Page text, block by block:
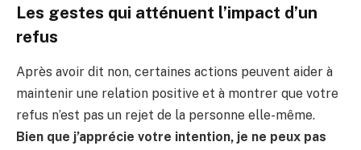
Les gestes qui atténuent l’impact d’un
refus
Après avoir dit non, certaines actions peuvent aider à
maintenir une relation positive et à montrer que votre
refus n’est pas un rejet de la personne elle-même.
Bien que j’apprécie votre intention, je ne peux pas